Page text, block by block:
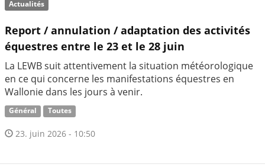
Actualités
Report / annulation / adaptation des activités
équestres entre le 23 et le 28 juin
La LEWB suit attentivement la situation météorologique
en ce qui concerne les manifestations équestres en
Wallonie dans les jours à venir.
Général Toutes
23. juin 2026 - 10:50